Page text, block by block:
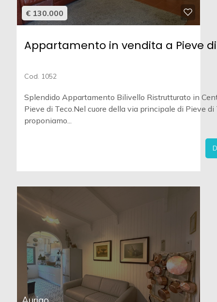
€ 130.000
Appartamento in vendita a Pieve
Cod. 1052
Splendido Appartamento Bilivello Ristrutturato in
Pieve di Teco.Nel cuore della via principale di Pieve di
proponiamo...